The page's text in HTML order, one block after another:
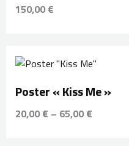
150,00 €
Poster « Kiss Me »
20,00 € – 65,00 €
de
20,00 €
à
65,00 €